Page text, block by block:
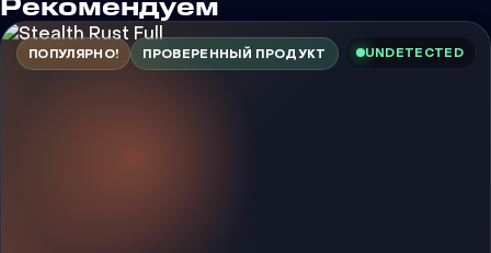
Рекомендуем
ПОПУЛЯРНО! ПРОВЕРЕННЫЙ ПРОДУКТ UNDETECTED